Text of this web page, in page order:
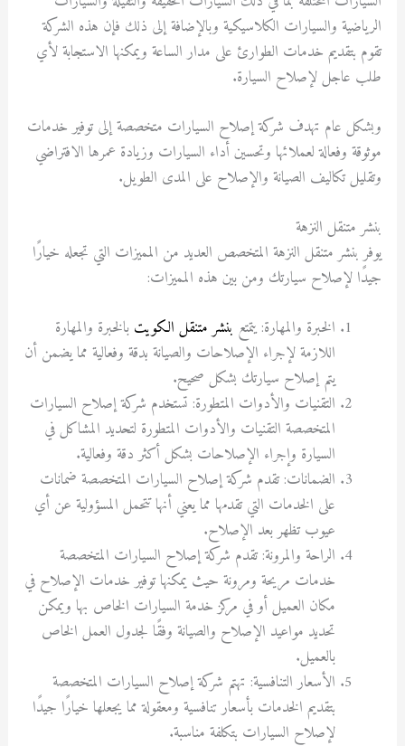
الرياضية والسيارات الكلاسيكية وبالإضافة إلى ذلك فإن هذه الشركة
تقوم بتقديم خدمات الطوارئ على مدار الساعة ويمكنها الاستجابة لأي
طلب عاجل لإصلاح السيارة.
وبشكل عام تهدف شركة إصلاح السيارات متخصصة إلى توفير خدمات
موثوقة وفعالة لعملائها وتحسين أداء السيارات وزيادة عمرها الافتراضي
وتقليل تكاليف الصيانة والإصلاح على المدى الطويل.
بنشر متنقل النزهة
يوفر بنشر متنقل النزهة المتخصص العديد من المميزات التي تجعله خيارًا
جيدًا لإصلاح سيارتك ومن بين هذه المميزات:
الخبرة والمهارة: يتمتع بنشر متنقل الكويت بالخبرة والمهارة
اللازمة لإجراء الإصلاحات والصيانة بدقة وفعالية مما يضمن أن
يتم إصلاح سيارتك بشكل صحيح.
التقنيات والأدوات المتطورة: تستخدم شركة إصلاح السيارات
المتخصصة التقنيات والأدوات المتطورة لتحديد المشاكل في
السيارة وإجراء الإصلاحات بشكل أكثر دقة وفعالية.
الضمانات: تقدم شركة إصلاح السيارات المتخصصة ضمانات
على الخدمات التي تقدمها مما يعني أنها تتحمل المسؤولية عن أي
عيوب تظهر بعد الإصلاح.
الراحة والمرونة: تقدم شركة إصلاح السيارات المتخصصة
خدمات مريحة ومرونة حيث يمكنها توفير خدمات الإصلاح في
مكان العميل أو في مركز خدمة السيارات الخاص بها ويمكن
تحديد مواعيد الإصلاح والصيانة وفقًا لجدول العمل الخاص
بالعميل.
الأسعار التنافسية: تهتم شركة إصلاح السيارات المتخصصة
بتقديم الخدمات بأسعار تنافسية ومعقولة مما يجعلها خيارًا جيدًا
لإصلاح السيارات بتكلفة مناسبة.